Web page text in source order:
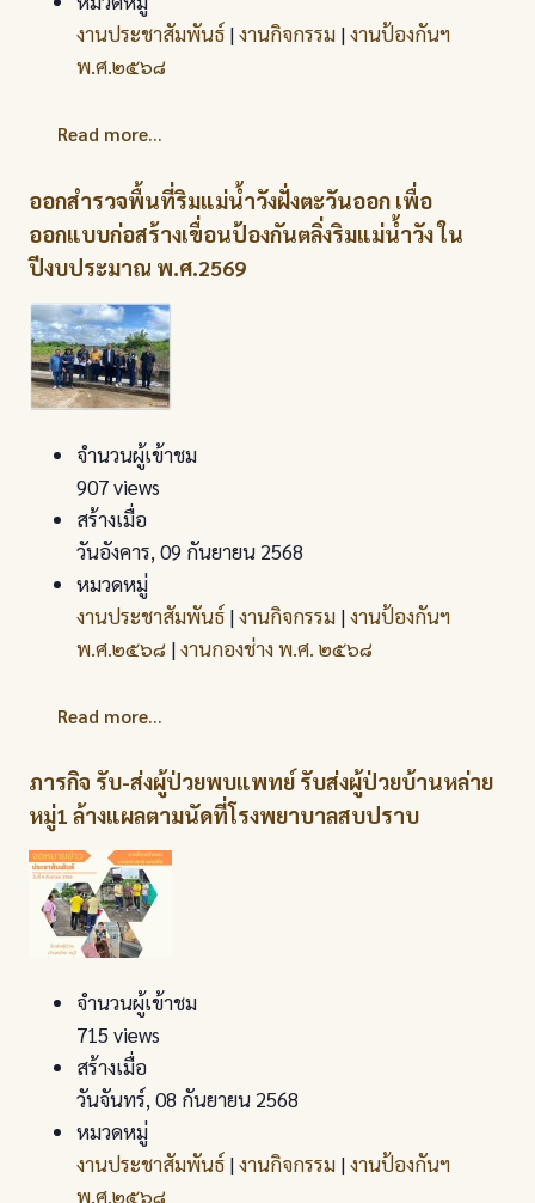
งานประชาสัมพันธ์ |งานกิจกรรม |งานป้องกันฯ
พ.ศ.๒๕๖๘
Read more...
ออกสำรวจพื้นที่ริมแม่น้ำวังฝั่งตะวันออก เพื่อ
ออกแบบก่อสร้างเขื่อนป้องกันตลิ่งริมแม่น้ำวัง ใน
ปีงบประมาณ พ.ศ.2569
จำนวนผู้เข้าชม
907 views
สร้างเมื่อ
วันอังคาร, 09 กันยายน 2568
หมวดหมู่
งานประชาสัมพันธ์ |งานกิจกรรม |งานป้องกันฯ
พ.ศ.๒๕๖๘ |งานกองช่าง พ.ศ. ๒๕๖๘
Read more...
ภารกิจ รับ-ส่งผู้ป่วยพบแพทย์ รับส่งผู้ป่วยบ้านหล่าย
หมู่1 ล้างแผลตามนัดที่โรงพยาบาลสบปราบ
จำนวนผู้เข้าชม
715 views
สร้างเมื่อ
วันจันทร์, 08 กันยายน 2568
หมวดหมู่
งานประชาสัมพันธ์ |งานกิจกรรม |งานป้องกันฯ
พ.ศ.๒๕๖๘